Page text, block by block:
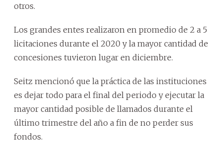
otros.
Los grandes entes realizaron en promedio de 2 a 5
licitaciones durante el 2020 y la mayor cantidad de
concesiones tuvieron lugar en diciembre.
Seitz mencionó que la práctica de las instituciones
es dejar todo para el final del periodo y ejecutar la
mayor cantidad posible de llamados durante el
último trimestre del año a fin de no perder sus
fondos.